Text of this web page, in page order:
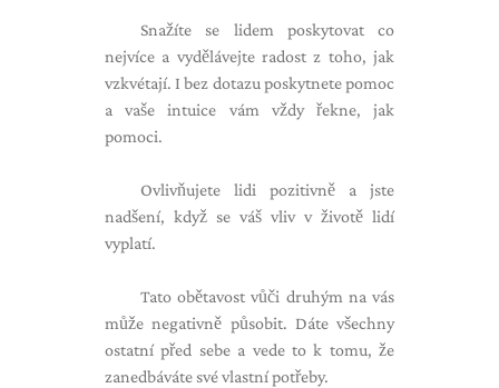
Snažíte se lidem poskytovat co
nejvíce a vydělávejte radost z toho, jak
vzkvétají. I bez dotazu poskytnete pomoc
a vaše intuice vám vždy řekne, jak
pomoci.
Ovlivňujete lidi pozitivně a jste
nadšení, když se váš vliv v životě lidí
vyplatí.
Tato obětavost vůči druhým na vás
může negativně působit. Dáte všechny
ostatní před sebe a vede to k tomu, že
zanedbáváte své vlastní potřeby.